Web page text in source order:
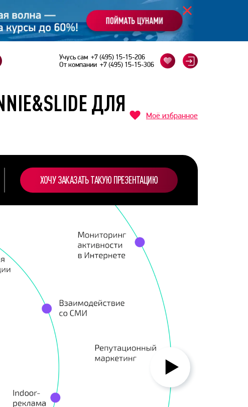
Учусь сам +7 (495) 15-15-206
От компании +7 (495) 15-15-306
ДЛЯ
Моё избранное
ХОЧУ ЗАКАЗАТЬ ТАКУЮ ПРЕЗЕНТАЦИЮ